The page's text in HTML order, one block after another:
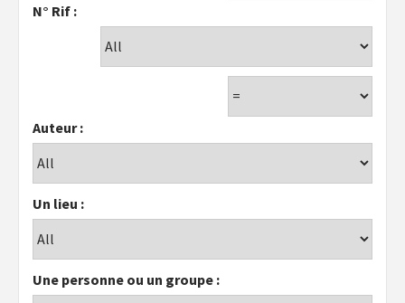
N° Rif :
Auteur :
Un lieu :
Une personne ou un groupe :